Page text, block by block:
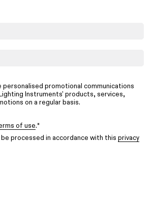
personalised promotional communications
Instruments' products, services,
on a regular basis.
of use.*
processed in accordance with this privacy